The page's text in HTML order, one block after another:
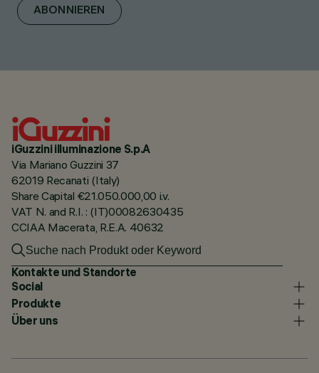
ABONNIEREN
iGuzzini illuminazione S.p.A
Via Mariano Guzzini 37
62019 Recanati (Italy)
Share Capital €21.050.000,00 i.v.
VAT N. and R.I. : (IT)00082630435
CCIAA Macerata, R.E.A. 40632
Kontakte und Standorte
Social
Produkte
Über uns